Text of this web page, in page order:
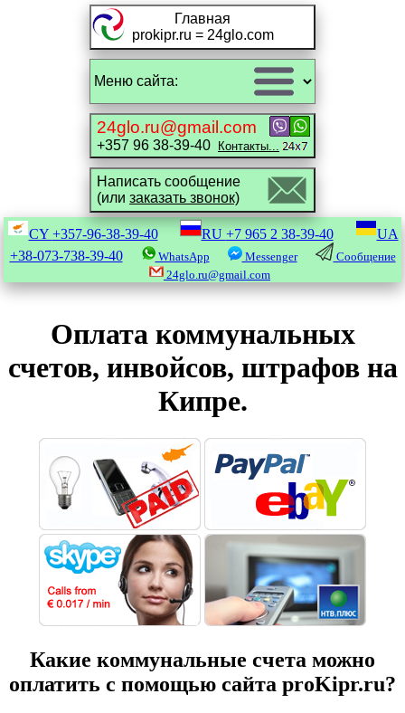
Главная
prokipr.ru = 24glo.com
24glo.ru@gmail.com
+357 96 38-39-40 Контакты...
Написать сообщение
(или заказать звонок)
CY +357-96-38-39-40 RU +7 965 2 38-39-40
UA
+38-073-738-39-40
WhatsApp Messenger
Сообщение
24glo.ru@gmail.com
Оплата коммунальных
счетов, инвойсов, штрафов на
Кипре.
Какие коммунальные счета можно
оплатить с помощью сайта proKipr.ru?